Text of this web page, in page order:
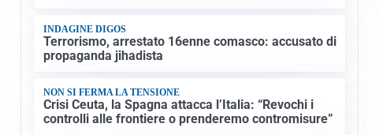
INDAGINE DIGOS
Terrorismo, arrestato 16enne comasco: accusato di
propaganda jihadista
NON SI FERMA LA TENSIONE
Crisi Ceuta, la Spagna attacca l’Italia: “Revochi i
controlli alle frontiere o prenderemo contromisure”